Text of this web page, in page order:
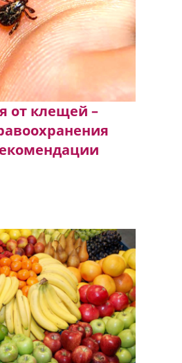
от клещей –